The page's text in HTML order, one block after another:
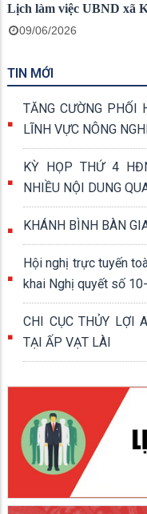
Lịch làm việc UBND xã
09/06/2026
TIN MỚI
TĂNG CƯỜNG PHỐI
LĨNH VỰC NÔNG
KỲ HỌP THỨ 4
NHIỀU NỘI DUNG
KHÁNH BÌNH BÀN
Hội nghị trực tuyến
khai Nghị quyết số
CHI CỤC THỦY LỢI
TẠI ẤP VẠT LÀI